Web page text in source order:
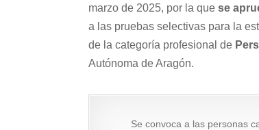
marzo de 2025, por la quese
a las pruebas selectivas para la
de la categoría profesional de
Autónoma de Aragón.
Se convoca a las personas